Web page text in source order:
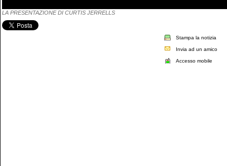
LA PRESENTAZIONE DI CURTIS JERRELLS
Stampa la notizia
Invia ad un amico
Accesso mobile